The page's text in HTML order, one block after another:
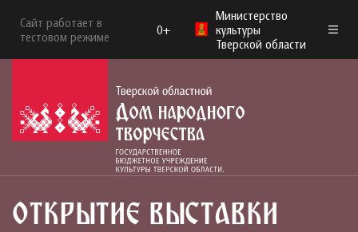
Сайт работает в
тестовом режиме
0+
Министерство
культуры
Тверской области
ОТКРЫТИЕ ВЫСТАВКИ